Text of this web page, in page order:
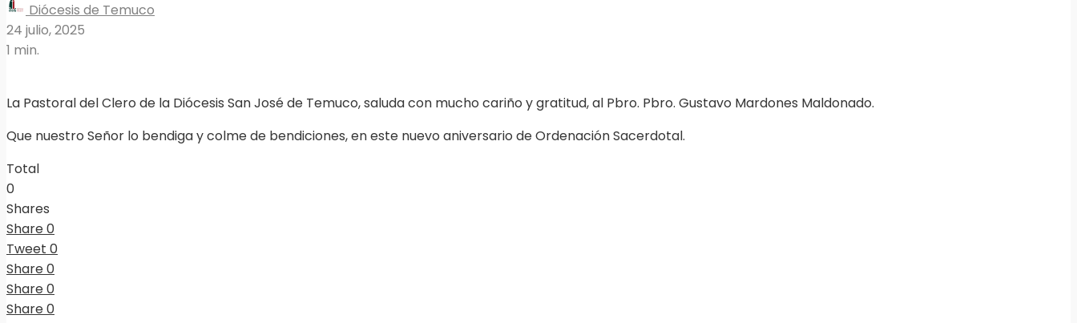
Diócesis de Temuco
24 julio, 2025
1 min.
La Pastoral del Clero de la Diócesis San José de Temuco, saluda con mucho cariño y gratitud, al Pbro. Pbro. Gustavo Mardones Maldonado.
Que nuestro Señor lo bendiga y colme de bendiciones, en este nuevo aniversario de Ordenación Sacerdotal.
Total
0
Shares
Share0
Tweet 0
Share0
Share0
Share0